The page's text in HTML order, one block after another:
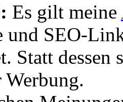
Es gilt meine
und SEO-
Statt dessen